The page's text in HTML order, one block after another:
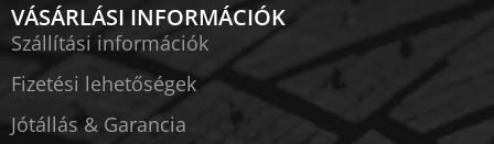
VÁSÁRLÁSI INFORMÁCIÓK
Szállítási információk
Fizetési lehetőségek
Jótállás & Garancia